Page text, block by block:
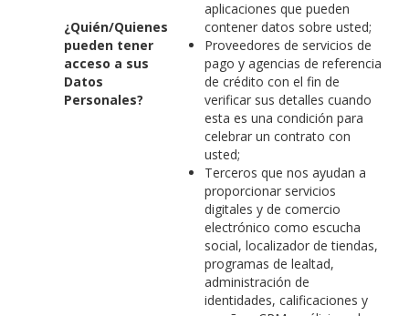
¿Quién/Quienes
pueden tener
acceso a sus
Datos
Personales?
aplicaciones que pueden
contener datos sobre usted;
Proveedores de servicios de
pago y agencias de referencia
de crédito con el fin de
verificar sus detalles cuando
esta es una condición para
celebrar un contrato con
usted;
Terceros que nos ayudan a
proporcionar servicios
digitales y de comercio
electrónico como escucha
social, localizador de tiendas,
programas de lealtad,
administración de
identidades, calificaciones y